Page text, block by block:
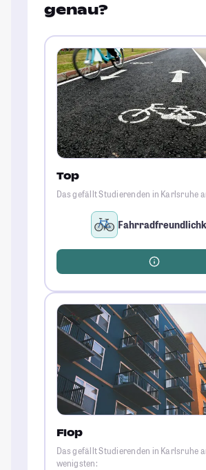
genau?
Top
Das gefällt Studierenden in Karlsruhe
Flop
Das gefällt Studierenden in Karlsruhe
wenigsten: